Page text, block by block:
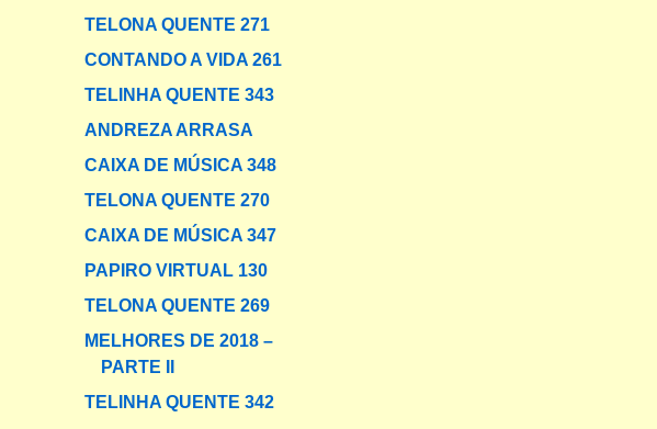
TELONA QUENTE 271
CONTANDO A VIDA 261
TELINHA QUENTE 343
ANDREZA ARRASA
CAIXA DE MÚSICA 348
TELONA QUENTE 270
CAIXA DE MÚSICA 347
PAPIRO VIRTUAL 130
TELONA QUENTE 269
MELHORES DE 2018 –
PARTE II
TELINHA QUENTE 342